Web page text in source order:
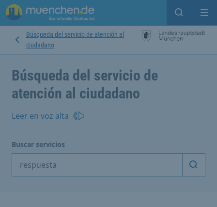
Open
Búsqueda del servicio de atención al
ciudadano
Búsqueda del servicio de
atención al ciudadano
Leer en voz alta
Buscar servicios